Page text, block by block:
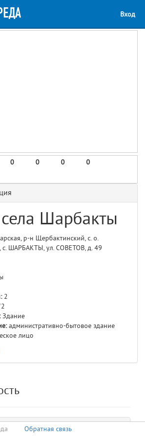
Вход
0 0 0 0
Шарбакты
р-н Щербактинский, с. о.
ШАРБАКТЫ, ул. СОВЕТОВ, д. 49
2
Здание
административно-бытовое здание
лицо
Входная группа
Обратная связь